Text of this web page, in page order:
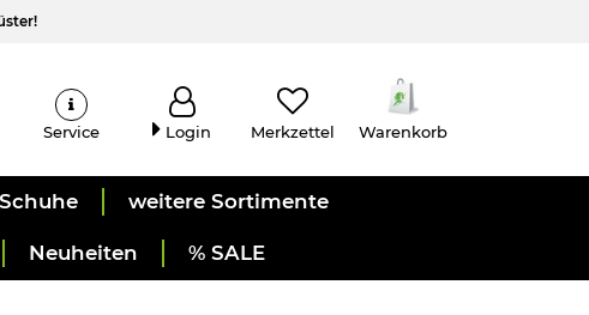
Service Login Merkzettel Warenkorb
weitere Sortimente
Neuheiten % SALE